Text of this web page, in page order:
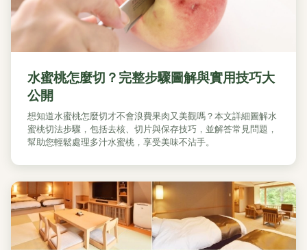
水蜜桃怎麼切？完整步驟圖解與實用技巧大
公開
想知道水蜜桃怎麼切才不會浪費果肉又美觀嗎？本文詳細圖解水
蜜桃切法步驟，包括去核、切片與保存技巧，並解答常見問題，
幫助您輕鬆處理多汁水蜜桃，享受美味不沾手。